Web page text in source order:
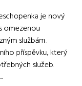
je nový
omezenou
službám.
příspěvku, který
služeb.